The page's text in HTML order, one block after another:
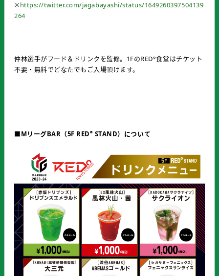
※https://twitter.com/jagabayashi/status/1649260397504139
264
仲林選手がフード＆ドリンクを監修。1FのRED°食堂はチケット
不要・無料でどなたでもご入場頂けます。
■MリーグBAR（5F RED° STAND）について